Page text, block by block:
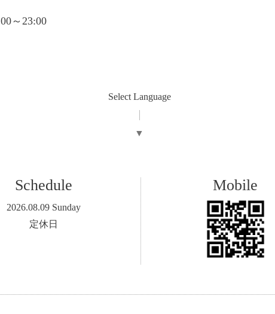
～23:00
Select Language
▼
Schedule
2026.08.09 Sunday
定休日
Mobile